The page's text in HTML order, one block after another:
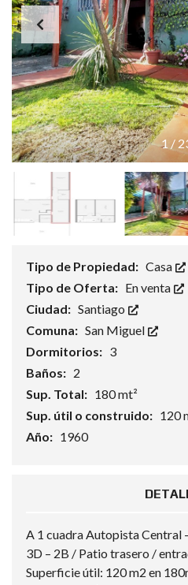
1 /
Tipo de Propiedad: Casa
Tipo de Oferta: En venta
Ciudad: Santiago
Comuna: San Miguel
Dormitorios: 3
Baños: 2
Sup. Total: 180 mt²
Sup. útil o construido: 120
Año: 1960
A 1 cuadra Autopista Central
3D – 2B / Patio trasero /
Superficie útil: 120 m2 en